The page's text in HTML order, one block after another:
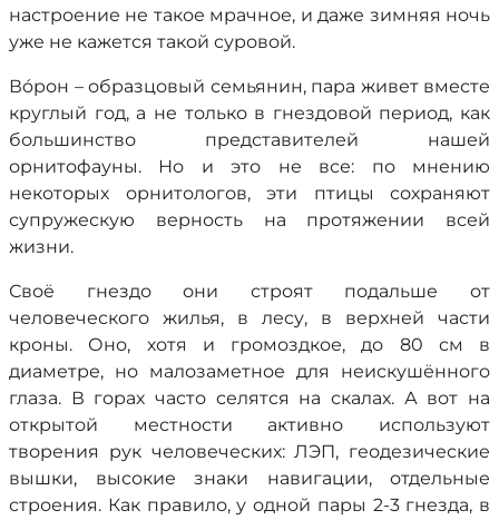
настроение не такое мрачное, и даже зимняя ночь
уже не кажется такой суровой.
Вóрон – образцовый семьянин, пара живет вместе
круглый год, а не только в гнездовой период, как
большинство представителей нашей
орнитофауны. Но и это не все: по мнению
некоторых орнитологов, эти птицы сохраняют
супружескую верность на протяжении всей
жизни.
Своё гнездо они строят подальше от
человеческого жилья, в лесу, в верхней части
кроны. Оно, хотя и громоздкое, до 80 см в
диаметре, но малозаметное для неискушённого
глаза. В горах часто селятся на скалах. А вот на
открытой местности активно используют
творения рук человеческих: ЛЭП, геодезические
вышки, высокие знаки навигации, отдельные
строения. Как правило, у одной пары 2-3 гнезда, в